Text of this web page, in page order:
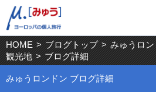
HOME > ブログトップ > みゅうロ
観光地 > ブログ詳細
みゅうロンドン ブログ詳細